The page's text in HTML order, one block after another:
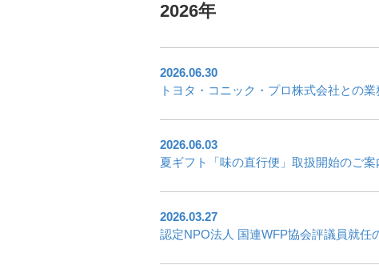
2026年
2026.06.30
トヨタ・コニック・プロ株式会社との
2026.06.03
夏ギフト「味の直行便」取扱開始のご案
2026.03.27
認定NPO法人 国連WFP協会評議員就任